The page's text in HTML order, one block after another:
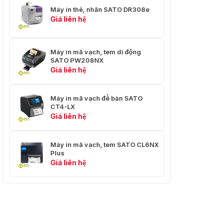
Máy in thẻ, nhãn SATO DR308e
Giá liên hệ
Máy in mã vạch, tem di động
SATO PW208NX
Giá liên hệ
Máy in mã vạch để bàn SATO
CT4-LX
Giá liên hệ
Máy in mã vạch, tem SATO CL6NX
Plus
Giá liên hệ